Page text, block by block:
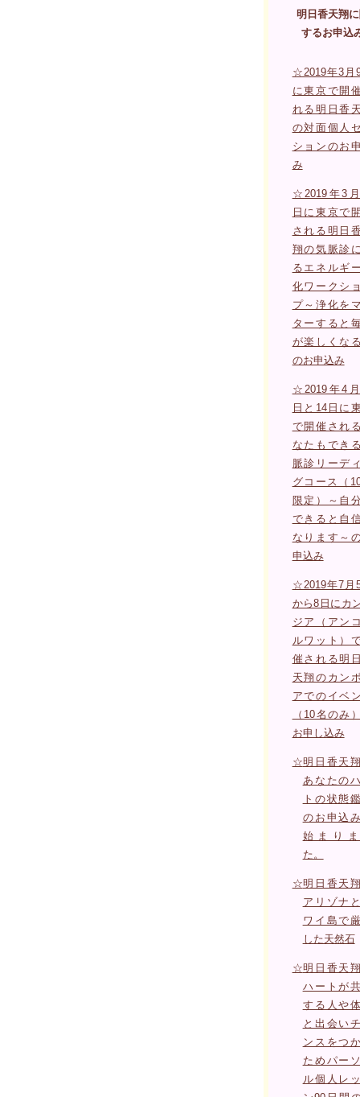
明日香天翔
するお申込
☆2019年3月
に東京で開
れる明日香
の対面個人
ションのお
み
☆2019年3
日に東京で
される明日
翔の気脈診
るエネルギ
化ワークシ
プ～浄化を
ターすると
が楽しくな
のお申込み
☆2019年4
日と14日に
で開催され
なたもでき
脈診リーデ
グコース（
限定）～自
できると自
なります～
申込み
☆2019年7月
から8日にカ
ジア（アン
ルワット）
催される明
天翔のカン
アでのイベ
（10名のみ
お申し込み
☆明日香天
あなたの
トの状態
のお申込
始まり
た。
☆明日香天
アリゾナ
ワイ島で
した天然石
☆明日香天
ハートが
する人や
と出会い
ンスをつ
ためパー
ル個人レ